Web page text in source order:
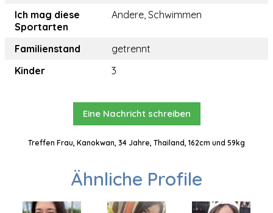
Ich mag diese
Sportarten
Andere, Schwimmen
Familienstand
getrennt
Kinder
3
Eine Nachricht schreiben
Treffen Frau, Kanokwan, 34 Jahre, Thailand, 162cm und 59kg
Ähnliche Profile